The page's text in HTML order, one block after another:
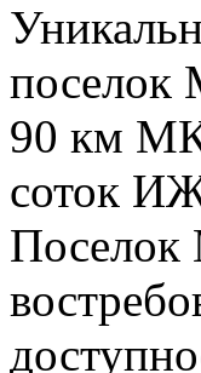
90 км
соток
Поселок